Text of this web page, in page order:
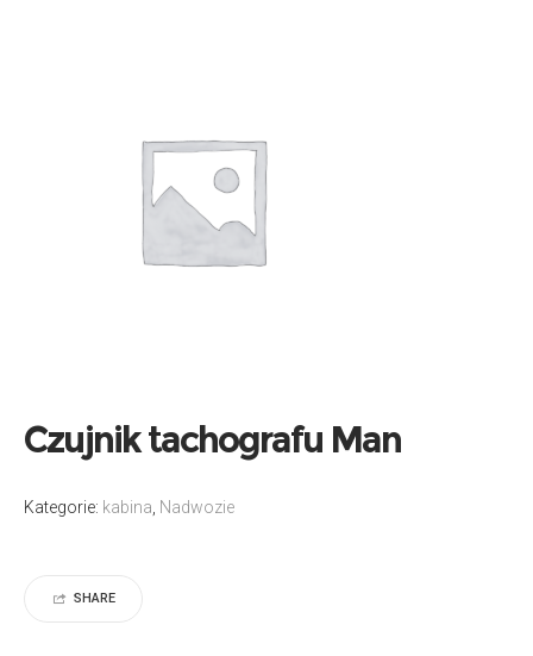
Czujnik tachografu Man
Kategorie: kabina Nadwozie
SHARE